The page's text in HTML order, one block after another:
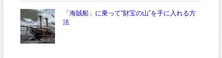
「海賊船」に乗って“財宝の山”を手に入れる方
法